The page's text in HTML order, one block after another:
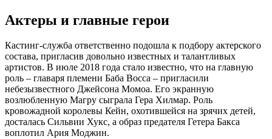
Актеры и главные герои
Кастинг-служба ответственно подошла к подбору актерского
состава, пригласив довольно известных и талантливых
артистов. В июле 2018 года стало известно, что на главную
роль – главаря племени Баба Восса – пригласили
небезызвестного Джейсона Момоа. Его экранную
возлюбленную Магру сыграла Гера Хилмар. Роль
кровожадной королевы Кейн, охотившейся на зрячих детей,
досталась Сильвии Хукс, а образ предателя Гетера Бакса
воплотил Ария Моджин.